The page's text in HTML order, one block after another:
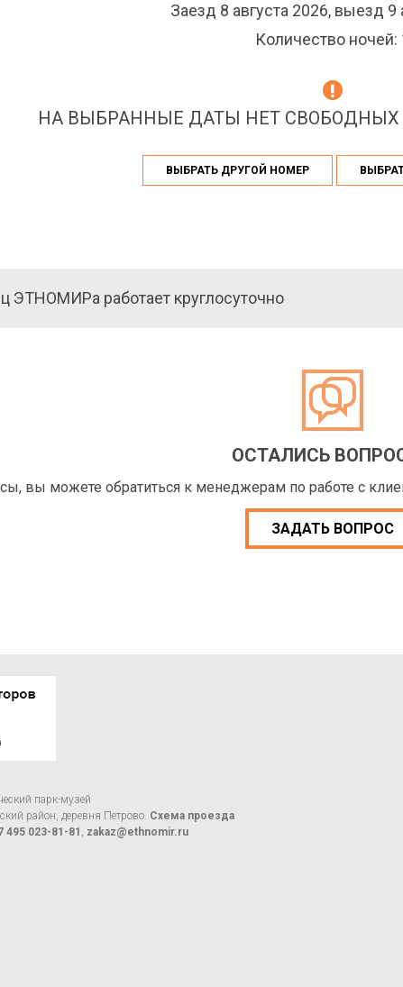
Заезд 8 августа 2026, выезд 9
Количество ночей:
НА ВЫБРАННЫЕ ДАТЫ НЕТ СВОБОДНЫХ
ВЫБРАТЬ ДРУГОЙ НОМЕР
ЭТНОМИРа работает круглосуточно
ОСТАЛИСЬ
вы можете обратиться к менеджерам по работе с
ЗАДАТЬ ВОПРОС
парк-музей
район, деревня Петрово. Схема проезда
495 023-81-81 , zakaz@ethnomir.ru